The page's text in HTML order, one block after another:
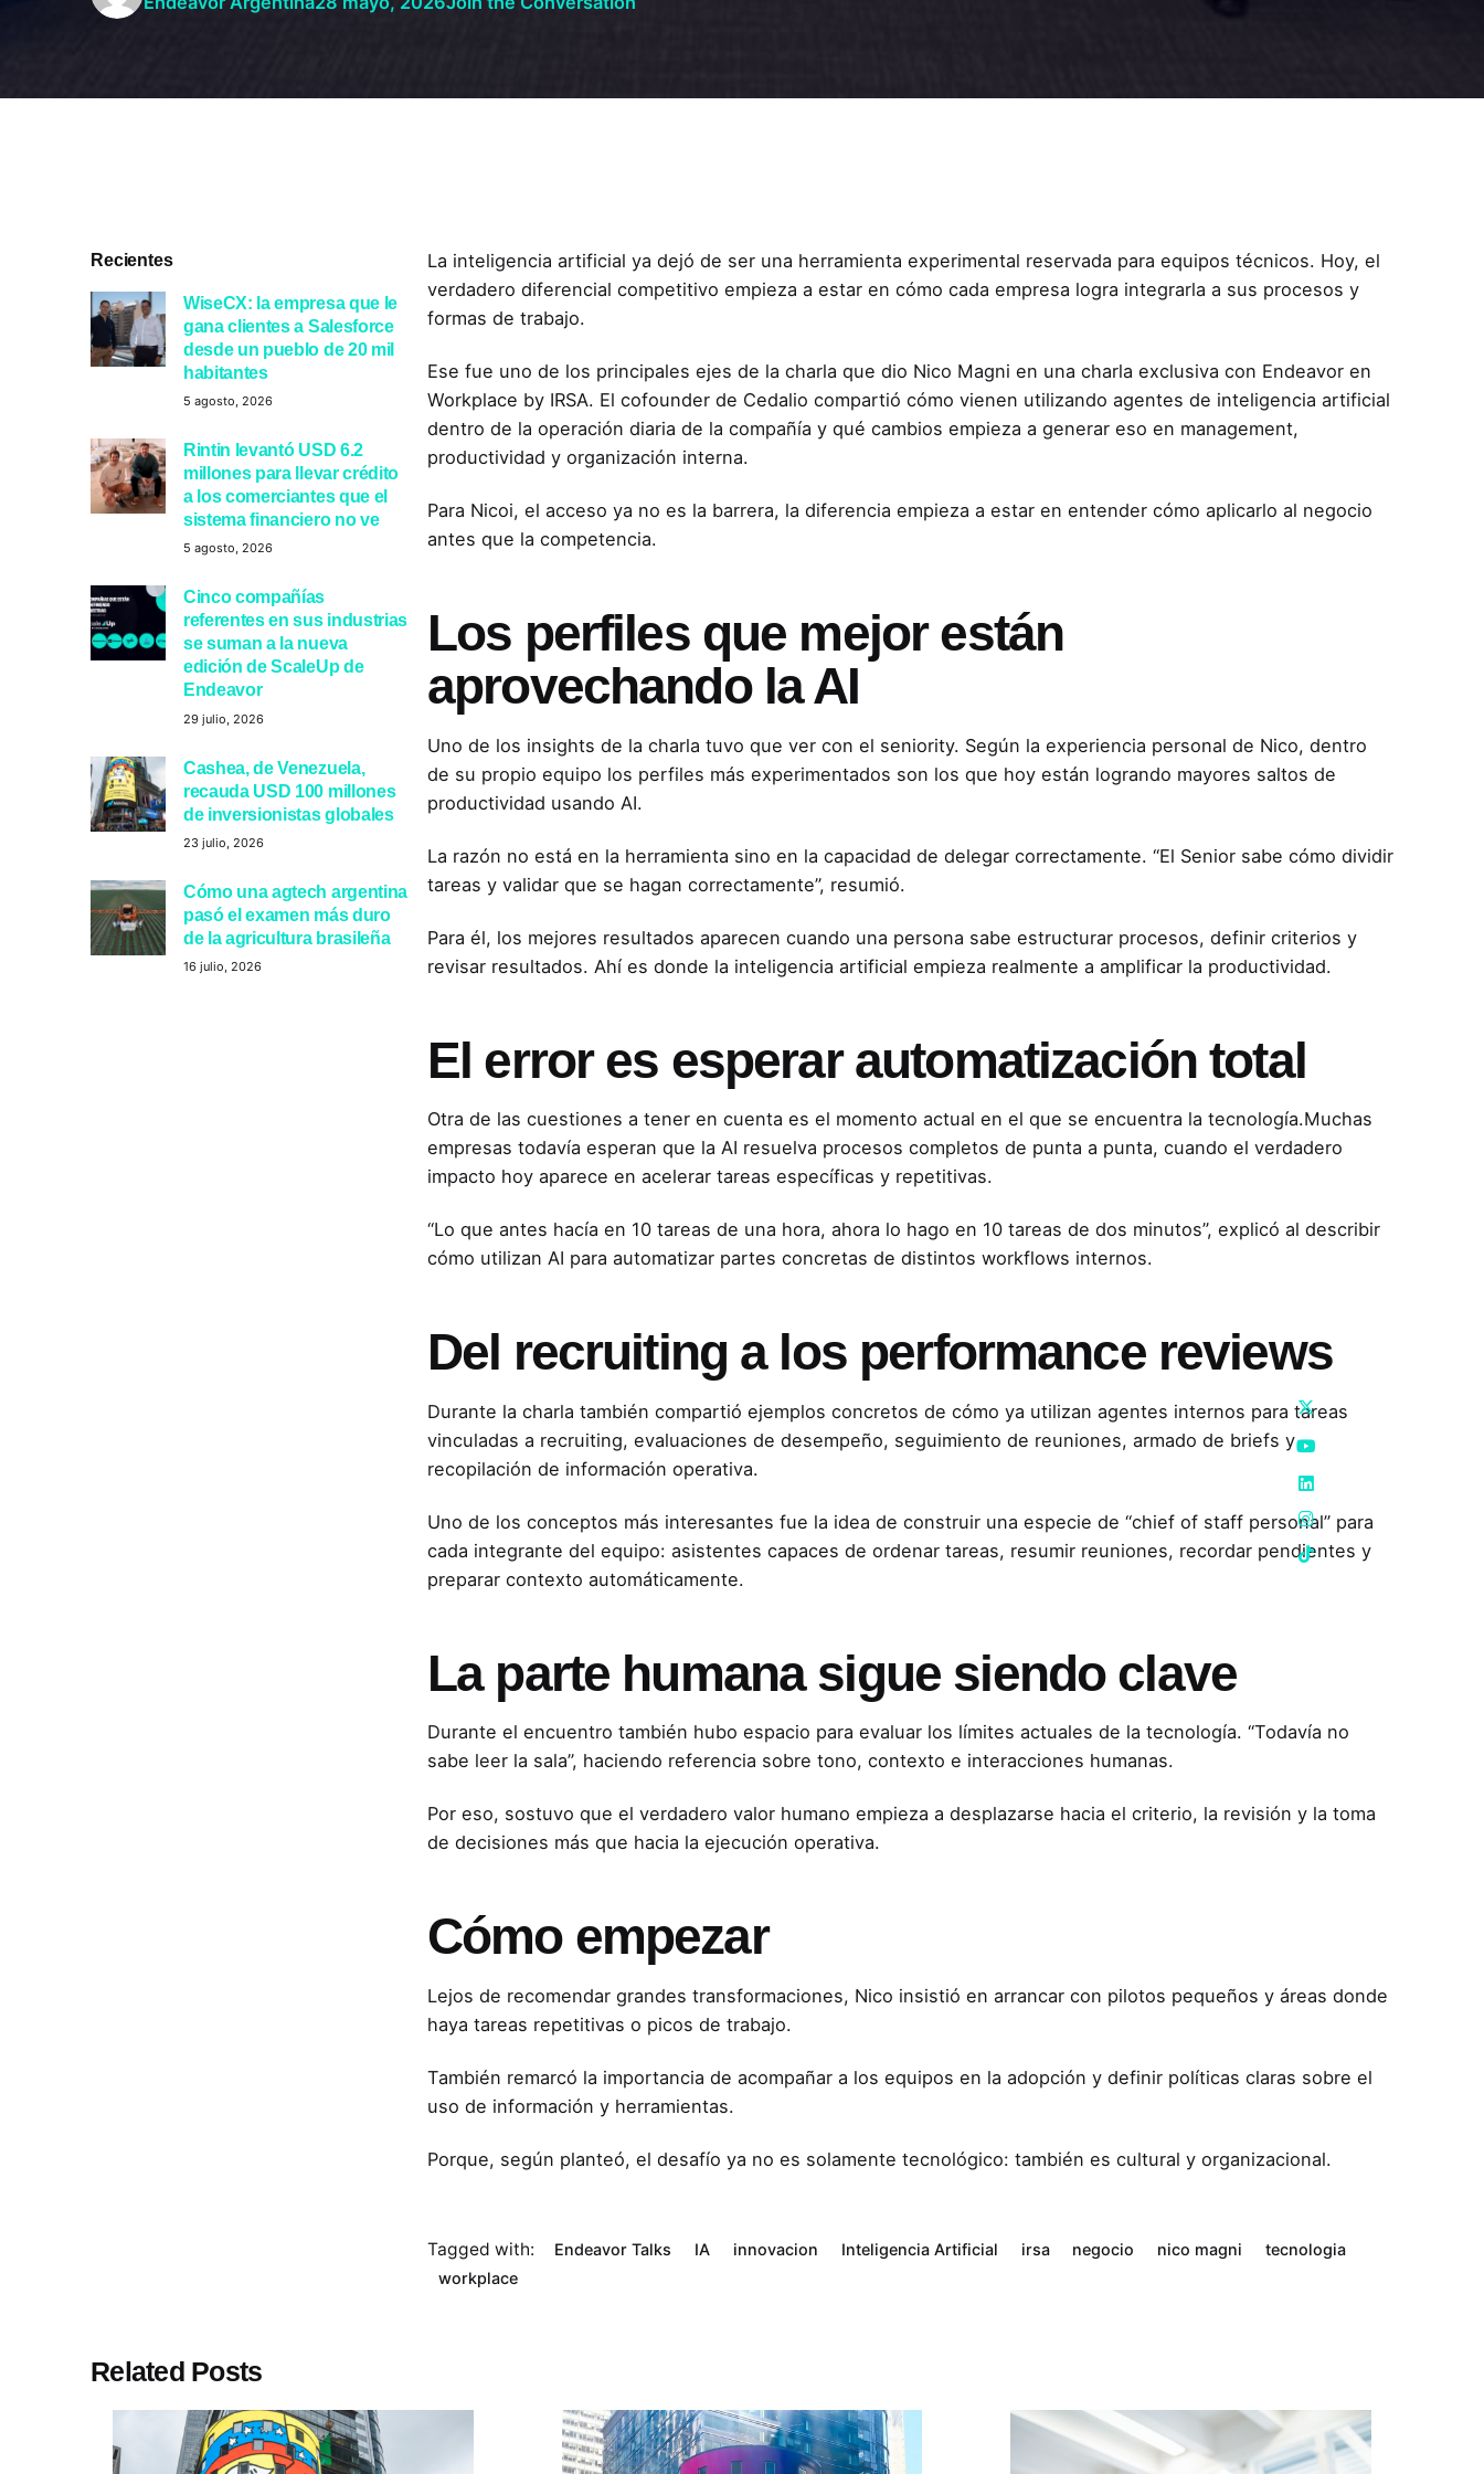
Recientes
WiseCX: la empresa que le
gana clientes a Salesforce
desde un pueblo de 20 mil
habitantes
5 agosto, 2026
Rintin levantó USD 6.2
millones para llevar crédito
a los comerciantes que el
sistema financiero no ve
5 agosto, 2026
Cinco compañías
referentes en sus industrias
se suman a la nueva
edición de ScaleUp de
Endeavor
29 julio, 2026
Cashea, de Venezuela,
recauda USD 100 millones
de inversionistas globales
23 julio, 2026
Cómo una agtech argentina
pasó el examen más duro
de la agricultura brasileña
16 julio, 2026
La inteligencia artificial ya dejó de ser una herramienta experimental reservada para equipos técnicos. Hoy, el
verdadero diferencial competitivo empieza a estar en cómo cada empresa logra integrarla a sus procesos y
formas de trabajo.
Ese fue uno de los principales ejes de la charla que dio Nico Magni en una charla exclusiva con Endeavor en
Workplace by IRSA. El cofounder de Cedalio compartió cómo vienen utilizando agentes de inteligencia artificial
dentro de la operación diaria de la compañía y qué cambios empieza a generar eso en management,
productividad y organización interna.
Para Nicoi, el acceso ya no es la barrera, la diferencia empieza a estar en entender cómo aplicarlo al negocio
antes que la competencia.
Los perfiles que mejor están
aprovechando la AI
Uno de los insights de la charla tuvo que ver con el seniority. Según la experiencia personal de Nico, dentro
de su propio equipo los perfiles más experimentados son los que hoy están logrando mayores saltos de
productividad usando AI.
La razón no está en la herramienta sino en la capacidad de delegar correctamente. “El Senior sabe cómo dividir
tareas y validar que se hagan correctamente”, resumió.
Para él, los mejores resultados aparecen cuando una persona sabe estructurar procesos, definir criterios y
revisar resultados. Ahí es donde la inteligencia artificial empieza realmente a amplificar la productividad.
El error es esperar automatización total
Otra de las cuestiones a tener en cuenta es el momento actual en el que se encuentra la tecnología.Muchas
empresas todavía esperan que la AI resuelva procesos completos de punta a punta, cuando el verdadero
impacto hoy aparece en acelerar tareas específicas y repetitivas.
“Lo que antes hacía en 10 tareas de una hora, ahora lo hago en 10 tareas de dos minutos”, explicó al describir
cómo utilizan AI para automatizar partes concretas de distintos workflows internos.
Del recruiting a los performance reviews
Durante la charla también compartió ejemplos concretos de cómo ya utilizan agentes internos para tareas
vinculadas a recruiting, evaluaciones de desempeño, seguimiento de reuniones, armado de briefs y
recopilación de información operativa.
Uno de los conceptos más interesantes fue la idea de construir una especie de “chief of staff personal” para
cada integrante del equipo: asistentes capaces de ordenar tareas, resumir reuniones, recordar pendientes y
preparar contexto automáticamente.
La parte humana sigue siendo clave
Durante el encuentro también hubo espacio para evaluar los límites actuales de la tecnología. “Todavía no
sabe leer la sala”, haciendo referencia sobre tono, contexto e interacciones humanas.
Por eso, sostuvo que el verdadero valor humano empieza a desplazarse hacia el criterio, la revisión y la toma
de decisiones más que hacia la ejecución operativa.
Cómo empezar
Lejos de recomendar grandes transformaciones, Nico insistió en arrancar con pilotos pequeños y áreas donde
haya tareas repetitivas o picos de trabajo.
También remarcó la importancia de acompañar a los equipos en la adopción y definir políticas claras sobre el
uso de información y herramientas.
Porque, según planteó, el desafío ya no es solamente tecnológico: también es cultural y organizacional.
Tagged with: Endeavor Talks IA innovacion Inteligencia Artificial irsa negocio nico magni
tecnologia
workplace
Related Posts